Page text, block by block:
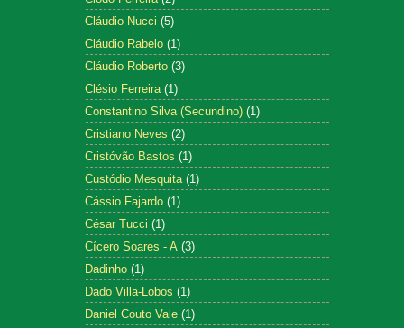
Cláudio Nucci (5)
Cláudio Rabelo (1)
Cláudio Roberto (3)
Clésio Ferreira (1)
Constantino Silva (Secundino) (1)
Cristiano Neves (2)
Cristóvão Bastos (1)
Custódio Mesquita (1)
Cássio Fajardo (1)
César Tucci (1)
Cícero Soares - A (3)
Dadinho (1)
Dado Villa-Lobos (1)
Daniel Couto Vale (1)